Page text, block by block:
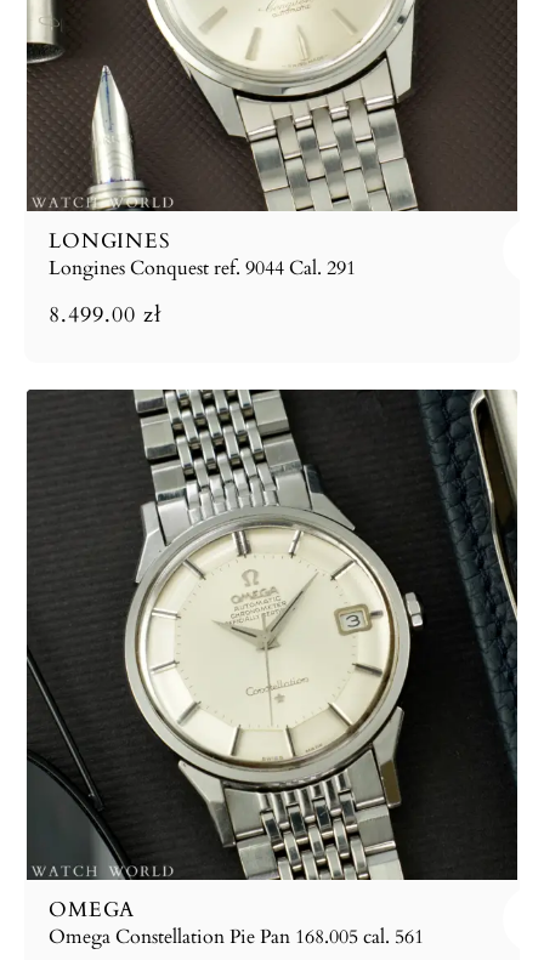
LONGINES
Longines Conquest ref. 9044 Cal. 291
8.499.00 zł
OMEGA
Omega Constellation Pie Pan 168.005 cal. 561